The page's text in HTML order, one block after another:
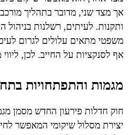
אך מצד שני, מדובר בתהליך
ותקנות. לעיתים, רשלנות בניהול
משפטי מתאים עלולים לגרום
אף לסנקציות על החייב. לכן,
מגמות והתפתחויות
חוק חדלות פירעון החדש מסמן
יצירת מסלול שיקומי המאפשר